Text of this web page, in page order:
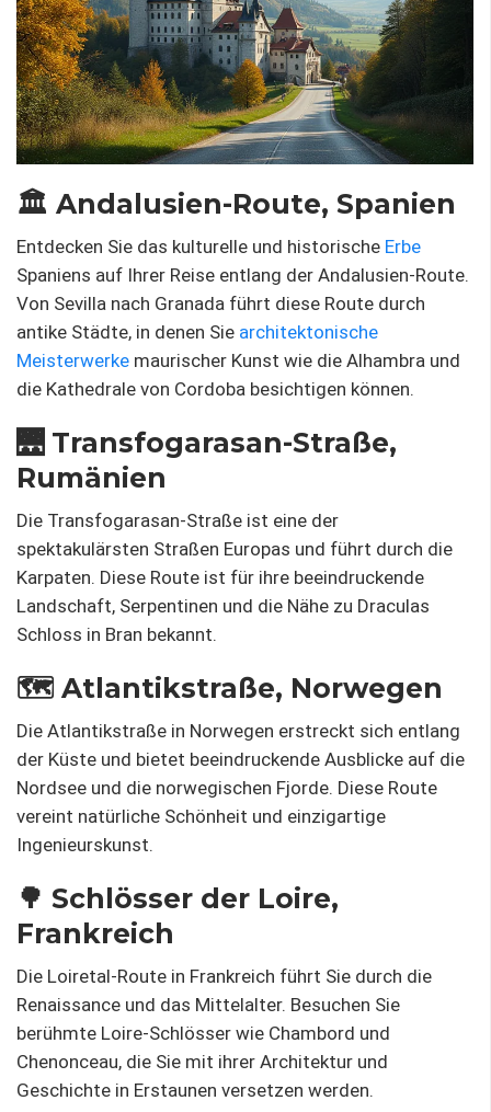
🏛️ Andalusien-Route, Spanien
Entdecken Sie das kulturelle und historische Erbe
Spaniens auf Ihrer Reise entlang der Andalusien-Route.
Von Sevilla nach Granada führt diese Route durch
antike Städte, in denen Sie architektonische
Meisterwerke maurischer Kunst wie die Alhambra und
die Kathedrale von Cordoba besichtigen können.
🌉 Transfogarasan-Straße,
Rumänien
Die Transfogarasan-Straße ist eine der
spektakulärsten Straßen Europas und führt durch die
Karpaten. Diese Route ist für ihre beeindruckende
Landschaft, Serpentinen und die Nähe zu Draculas
Schloss in Bran bekannt.
🗺️ Atlantikstraße, Norwegen
Die Atlantikstraße in Norwegen erstreckt sich entlang
der Küste und bietet beeindruckende Ausblicke auf die
Nordsee und die norwegischen Fjorde. Diese Route
vereint natürliche Schönheit und einzigartige
Ingenieurskunst.
🌳 Schlösser der Loire,
Frankreich
Die Loiretal-Route in Frankreich führt Sie durch die
Renaissance und das Mittelalter. Besuchen Sie
berühmte Loire-Schlösser wie Chambord und
Chenonceau, die Sie mit ihrer Architektur und
Geschichte in Erstaunen versetzen werden.